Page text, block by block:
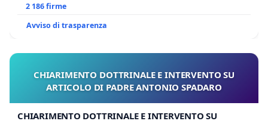
MILANO
2 186 firme
Avviso di trasparenza
CHIARIMENTO DOTTRINALE E INTERVENTO SU
ARTICOLO DI PADRE ANTONIO SPADARO
CHIARIMENTO DOTTRINALE E INTERVENTO SU